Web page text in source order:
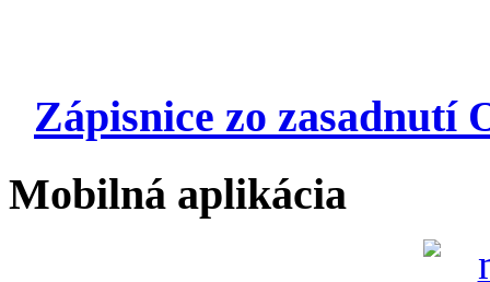
Zápisnice zo zasadnutí
Mobilná aplikácia